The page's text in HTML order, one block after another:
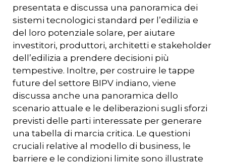
presentata e discussa una panoramica dei
sistemi tecnologici standard per l’edilizia e
del loro potenziale solare, per aiutare
investitori, produttori, architetti e stakeholder
dell’edilizia a prendere decisioni più
tempestive. Inoltre, per costruire le tappe
future del settore BIPV indiano, viene
discussa anche una panoramica dello
scenario attuale e le deliberazioni sugli sforzi
previsti delle parti interessate per generare
una tabella di marcia critica. Le questioni
cruciali relative al modello di business, le
barriere e le condizioni limite sono illustrate